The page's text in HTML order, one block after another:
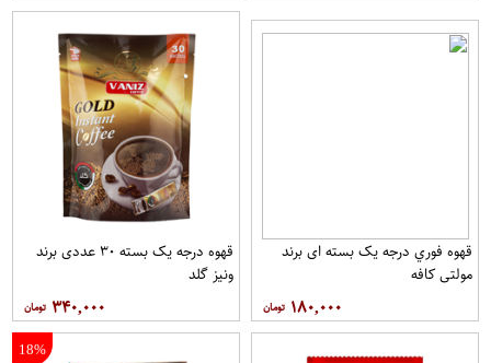
قهوه فوري درجه یک بسته ای برند
مولتي کافه
۱۸۰,۰۰۰
قهوه درجه یک بسته ۳۰ عددی برند
ونيز گلد
۳۴۰,۰۰۰
18%